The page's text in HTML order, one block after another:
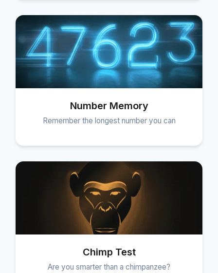
Number Memory
Remember the longest number you can
Chimp Test
Are you smarter than a chimpanzee?